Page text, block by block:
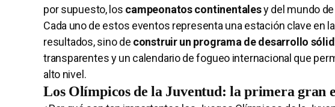
por supuesto, los campeonatoscontinentalesy del mundo
Cada uno de estos eventos representa una estación clave en la
resultados, sino de construir un programa de desarrollo
transparentes y un calendario de fogueo internacional que
alto nivel.
Los Olímpicos de la Juventud: la primera gran